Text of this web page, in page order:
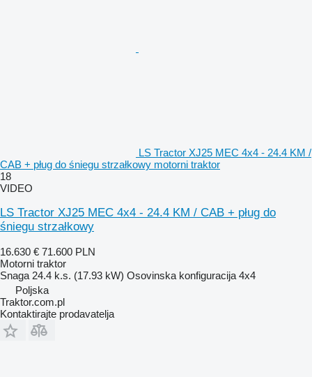
LS Tractor XJ25 MEC 4x4 - 24.4 KM /
CAB + pług do śniegu strzałkowy motorni traktor
18
VIDEO
LS Tractor XJ25 MEC 4x4 - 24.4 KM / CAB + pług do
śniegu strzałkowy
16.630 € 71.600 PLN
Motorni traktor
Snaga 24.4 k.s. (17.93 kW) Osovinska konfiguracija 4x4
Poljska
Traktor.com.pl
Kontaktirajte prodavatelja